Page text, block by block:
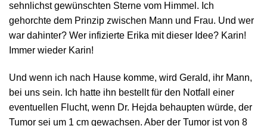
sehnlichst gewünschten Sterne vom Himmel. Ich
gehorchte dem Prinzip zwischen Mann und Frau. Und wer
war dahinter? Wer infizierte Erika mit dieser Idee? Karin!
Immer wieder Karin!
Und wenn ich nach Hause komme, wird Gerald, ihr Mann,
bei uns sein. Ich hatte ihn bestellt für den Notfall einer
eventuellen Flucht, wenn Dr. Hejda behaupten würde, der
Tumor sei um 1 cm gewachsen. Aber der Tumor ist von 8